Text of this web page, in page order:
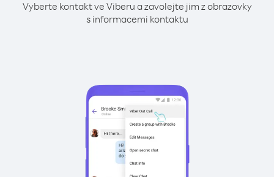
Vyberte kontakt ve Viberu a zavolejte jim z obrazovky
s informacemi kontaktu